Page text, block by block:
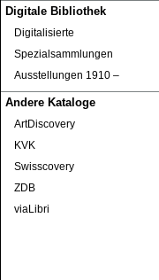
Digitale Bibliothek
Digitalisierte
Spezialsammlungen
Ausstellungen 1910 ‒
Andere Kataloge
ArtDiscovery
KVK
Swisscovery
ZDB
viaLibri